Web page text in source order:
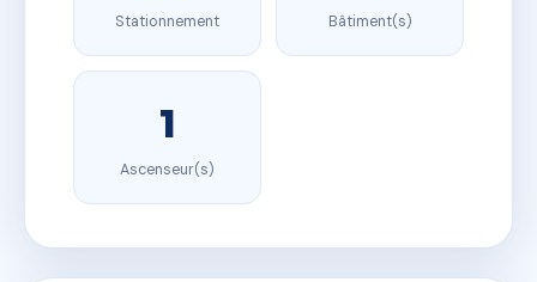
Stationnement Bâtiment(s)
1
Ascenseur(s)